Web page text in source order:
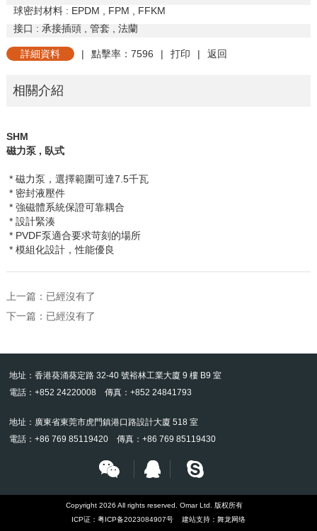
球密封材料: EPDM , FPM , FFKM
接口 : 承接插頭, 管套 , 法蘭
詳細資料 | 點擊率：7596 | 打印 | 返回
相關介紹
SHM
磁力泵, 臥式
* 磁力泵，選擇範圍可達7.5千瓦
* 密封液壓件
* 強磁體系統保證可靠耦合
* 設計緊湊
* PVDF泵適合要求苛刻的場所
* 模組化設計，性能優良
上一篇：已經沒有了
下一篇：已經沒有了
地址：香港葵涌葵定路 32-40 號裕林工業大廈 9 樓 B9 室
電話：+852 24220008 傳真：+852 24841793
地址：廣東省東莞市虎門鎮港口路設計大廈 518 室
電話：+86 769 85119420 傳真：+86 769 85119430
Copyright 2026 All rights reserved. Omar Ltd. 版权所有
ICP证： 粤ICP备2023084907号 建站支持： 舞龙网络